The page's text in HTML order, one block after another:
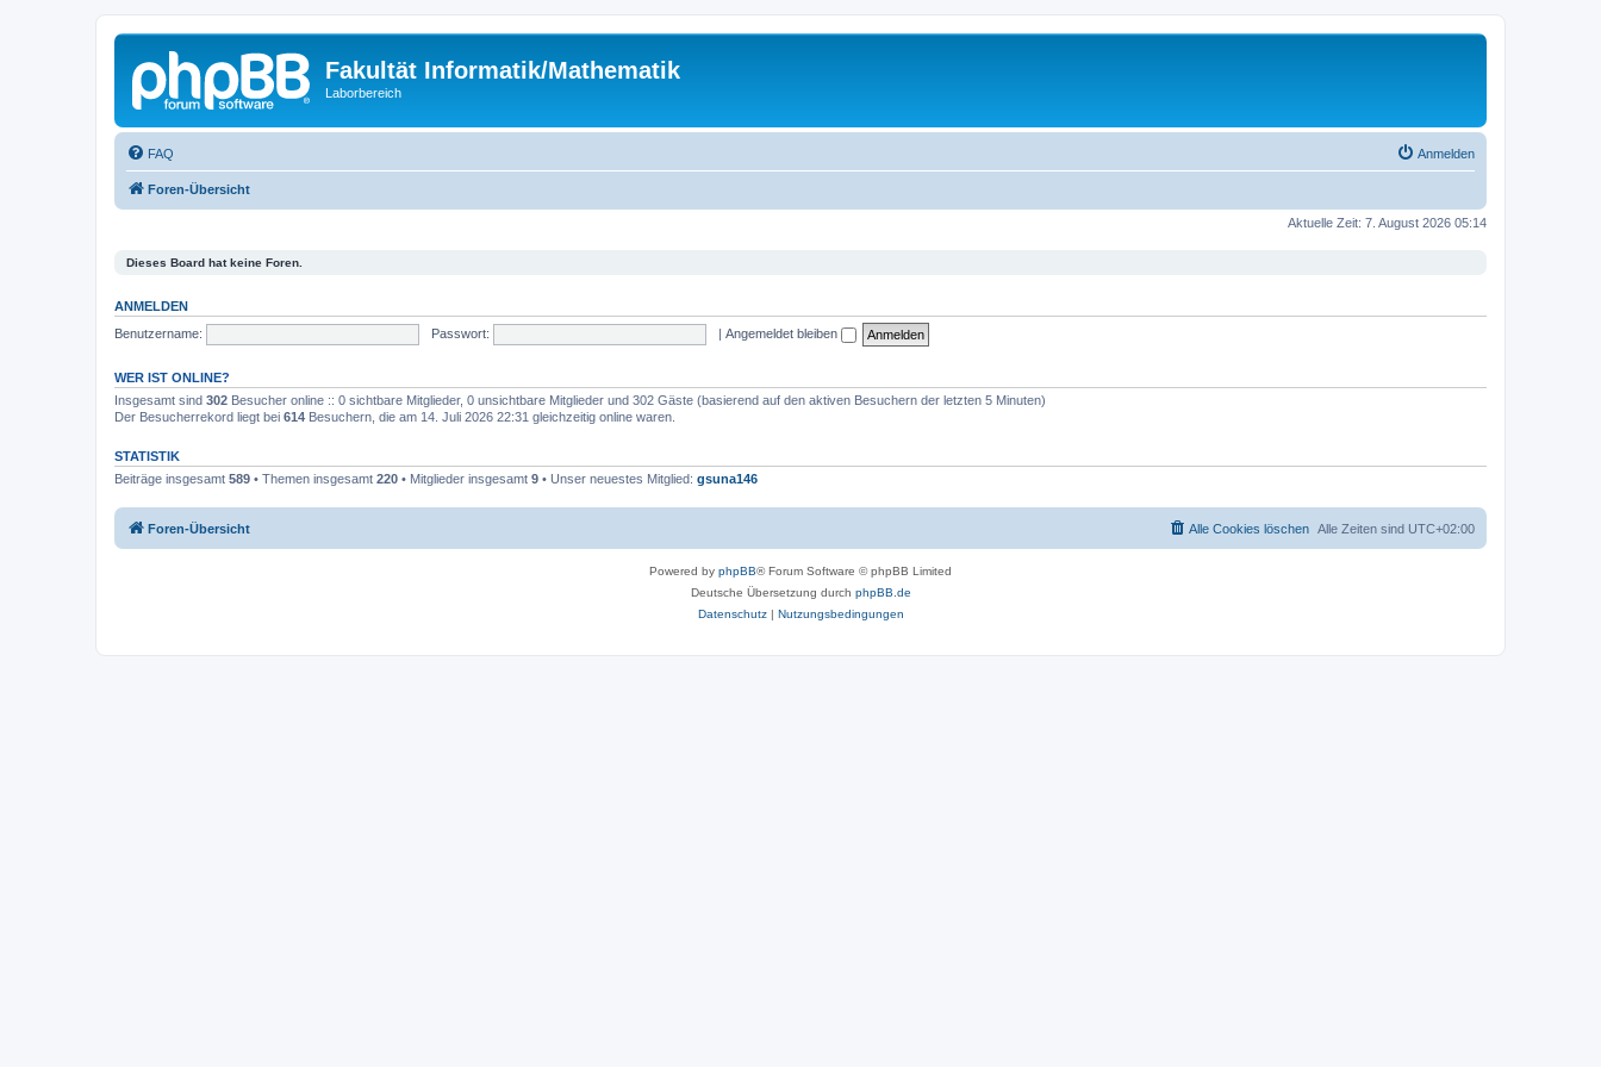
Fakultät Informatik/Mathematik
Laborbereich
FAQ Anmelden
Foren-Übersicht
Aktuelle Zeit: 7. August 2026 05:14
Dieses Board hat keine Foren.
ANMELDEN
Benutzername:
Passwort: | Angemeldet bleiben
WER IST ONLINE?
Insgesamt sind 302 Besucher online :: 0 sichtbare Mitglieder, 0 unsichtbare Mitglieder und 302 Gäste (basierend auf den aktiven Besuchern der letzten 5 Minuten)
Der Besucherrekord liegt bei 614 Besuchern, die am 14. Juli 2026 22:31 gleichzeitig online waren.
STATISTIK
Beiträge insgesamt 589 • Themen insgesamt 220 • Mitglieder insgesamt 9 • Unser neuestes Mitglied: gsuna146
Foren-Übersicht Alle Zeiten sind UTC+02:00
Alle Cookies löschen
Powered by phpBB® Forum Software © phpBB Limited
Deutsche Übersetzung durch phpBB.de
Datenschutz| Nutzungsbedingungen